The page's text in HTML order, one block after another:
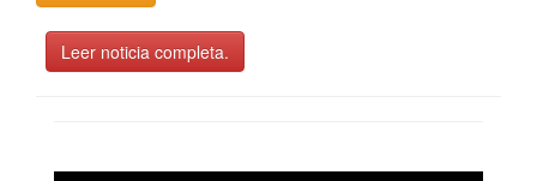
Leer noticia completa.